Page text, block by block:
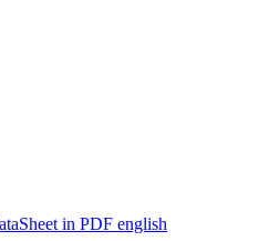
in PDF english